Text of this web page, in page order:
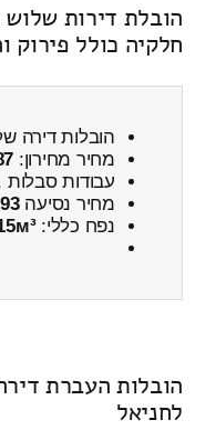
הובלת דירות
חלקיה כולל פירוק
הובלות דירה
מחיר מחירון:
עבודות סבלות
מחיר נסיעה
נפח כללי:
הובלות העברת
לחניאל